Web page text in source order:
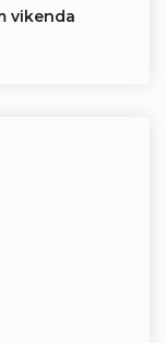
vikenda